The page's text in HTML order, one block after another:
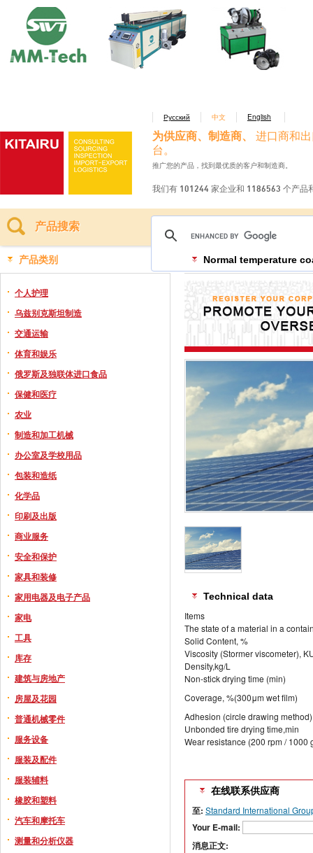
Русский 中文 English
为供应商、制造商、
进口商和
台。
推广您的产品，找到最优质的客户和制造商。
我们有 101244 家企业和 1186563 个产品
产品搜索
产品类别
个人护理
乌兹别克斯坦制造
交通运输
体育和娱乐
俄罗斯及独联体进口食品
保健和医疗
农业
制造和加工机械
办公室及学校用品
包装和造纸
化学品
印刷及出版
商业服务
安全和保护
家具和装修
家用电器及电子产品
家电
工具
库存
建筑与房地产
房屋及花园
普通机械零件
服务设备
服装及配件
服装辅料
橡胶和塑料
汽车和摩托车
测量和分析仪器
Normal temperature
Technical data
Items
The state of a material in a
Solid Content, %
Viscosity (Stormer viscometer),
Density,kg/L
Non-stick drying time (min)
Coverage, %(300μm wet film)
Adhesion (circle drawing
Unbonded tire drying time,min
Wear resistance (200 rpm / 1000
在线联系供应商
至: Standard International
Your E-mail:
消息正文: